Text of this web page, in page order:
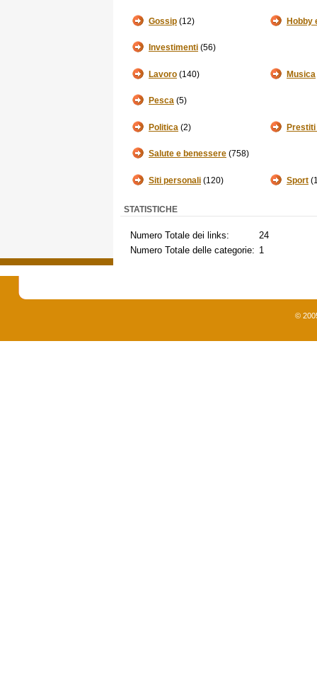
Gossip (12) Hobby
Investimenti (56)
Lavoro (140) Musica
Pesca (5)
Politica (2)
Salute e benessere (758)
Siti personali (120) Sport
STATISTICHE
Numero Totale dei links:
24
Numero Totale delle categorie: 1
©